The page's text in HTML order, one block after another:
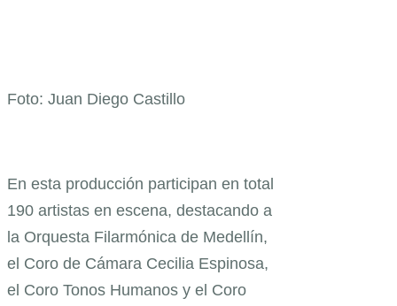
Foto: Juan Diego Castillo
En esta producción participan en total
190 artistas en escena, destacando a
la Orquesta Filarmónica de Medellín,
el Coro de Cámara Cecilia Espinosa,
el Coro Tonos Humanos y el Coro